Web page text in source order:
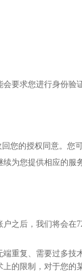
要求您进行身份
您的授权同意。您
为您提供相应的
户之后，我们将会在
重复、需要过多
的限制，对于您的